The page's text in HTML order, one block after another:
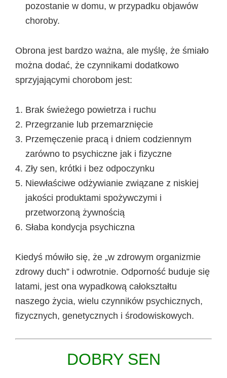
pozostanie w domu, w przypadku objawów
choroby.
Obrona jest bardzo ważna, ale myślę, że śmiało
można dodać, że czynnikami dodatkowo
sprzyjającymi chorobom jest:
Brak świeżego powietrza i ruchu
Przegrzanie lub przemarznięcie
Przemęczenie pracą i dniem codziennym
zarówno to psychiczne jak i fizyczne
Zły sen, krótki i bez odpoczynku
Niewłaściwe odżywianie związane z niskiej
jakości produktami spożywczymi i
przetworzoną żywnością
Słaba kondycja psychiczna
Kiedyś mówiło się, że „w zdrowym organizmie
zdrowy duch” i odwrotnie. Odporność buduje się
latami, jest ona wypadkową całokształtu
naszego życia, wielu czynników psychicznych,
fizycznych, genetycznych i środowiskowych.
DOBRY SEN